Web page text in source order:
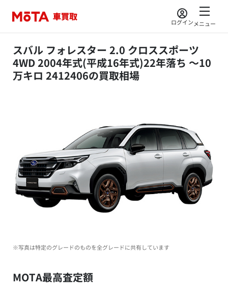
ログインメニュー
スバル フォレスター 2.0 クロススポーツ
4WD 2004年式(平成16年式)22年落ち ～10
万キロ 2412406の買取相場
※写真は特定のグレードのものを全グレードに共有しています
MOTA最高査定額